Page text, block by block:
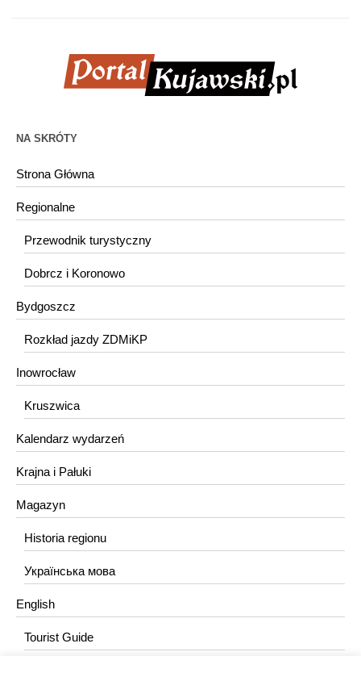
NA SKRÓTY
Strona Główna
Regionalne
Przewodnik turystyczny
Dobrcz i Koronowo
Bydgoszcz
Rozkład jazdy ZDMiKP
Inowrocław
Kruszwica
Kalendarz wydarzeń
Krajna i Pałuki
Magazyn
Historia regionu
Українська мова
English
Tourist Guide